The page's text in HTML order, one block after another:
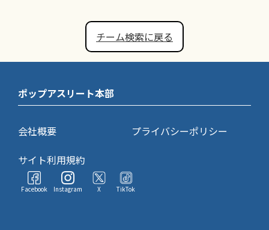
チーム検索に戻る
ポップアスリート本部
会社概要
プライバシーポリシー
サイト利用規約
Facebook Instagram X TikTok